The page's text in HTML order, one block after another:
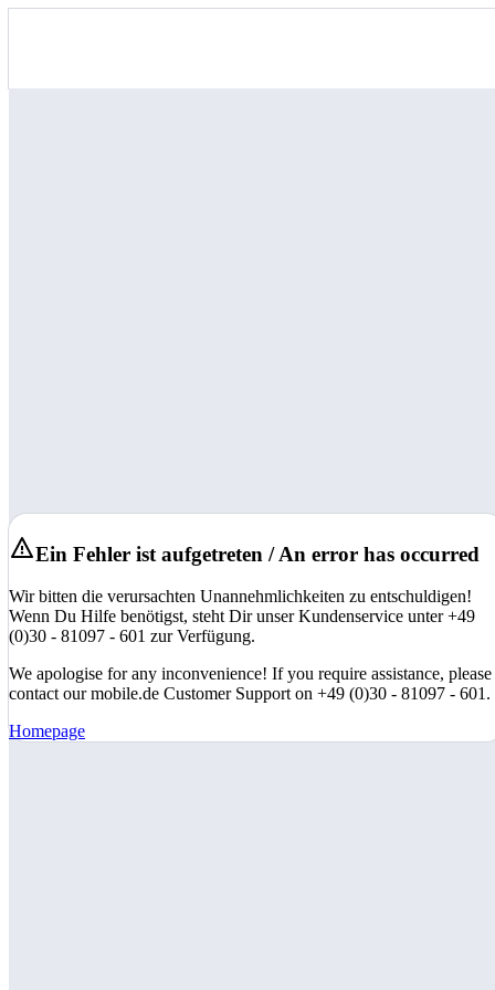
Ein Fehler ist aufgetreten / An error has occurred
Wir bitten die verursachten Unannehmlichkeiten zu entschuldigen!
Wenn Du Hilfe benötigst, steht Dir unser Kundenservice unter +49
(0)30 - 81097 - 601 zur Verfügung.
We apologise for any inconvenience! If you require assistance, please
contact our mobile.de Customer Support on +49 (0)30 - 81097 - 601.
Homepage